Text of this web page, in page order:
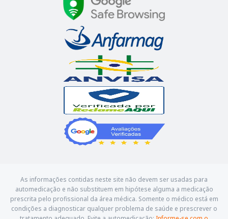
As informações contidas neste site não devem ser usadas para
automedicação e não substituem em hipótese alguma a medicação
prescrita pelo profissional da área médica. Somente o médico está em
condições a diagnosticar qualquer problema de saúde e prescrever o